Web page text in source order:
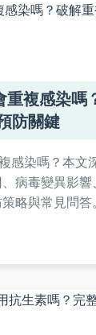
重複感染嗎
防關鍵
感染嗎？本文
病毒變異影響
略與常見問答
風險。